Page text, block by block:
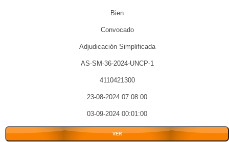
Bien
Convocado
Adjudicación Simplificada
AS-SM-36-2024-UNCP-1
4110421300
23-08-2024 07:08:00
03-09-2024 00:01:00
VER